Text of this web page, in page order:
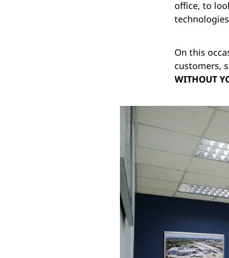
office, to
On this
customers,
WITHOUT